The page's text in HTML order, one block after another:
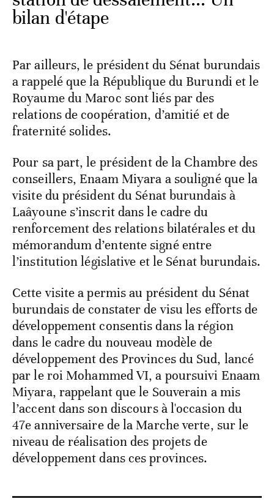
bilan d'étape
Par ailleurs, le président du Sénat burundais
a rappelé que la République du Burundi et le
Royaume du Maroc sont liés par des
relations de coopération, d’amitié et de
fraternité solides.
Pour sa part, le président de la Chambre des
conseillers, Enaam Miyara a souligné que la
visite du président du Sénat burundais à
Laâyoune s’inscrit dans le cadre du
renforcement des relations bilatérales et du
mémorandum d’entente signé entre
l’institution législative et le Sénat burundais.
Cette visite a permis au président du Sénat
burundais de constater de visu les efforts de
développement consentis dans la région
dans le cadre du nouveau modèle de
développement des Provinces du Sud, lancé
par le roi Mohammed VI, a poursuivi Enaam
Miyara, rappelant que le Souverain a mis
l’accent dans son discours à l'occasion du
47e anniversaire de la Marche verte, sur le
niveau de réalisation des projets de
développement dans ces provinces.